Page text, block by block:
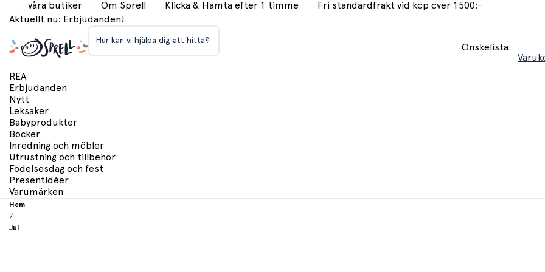
våra butiker Om Sprell Klicka & Hämta efter 1 timme
Fri standardfrakt vid köp över 1500:-
Aktuellt nu: Erbjudanden!
Hur kan vi hjälpa dig att hitta?
Önskelista
REA
Erbjudanden
Nytt
Leksaker
Babyprodukter
Böcker
Inredning och möbler
Utrustning och tillbehör
Födelsesdag och fest
Presentidéer
Varumärken
Hem
/
Jul